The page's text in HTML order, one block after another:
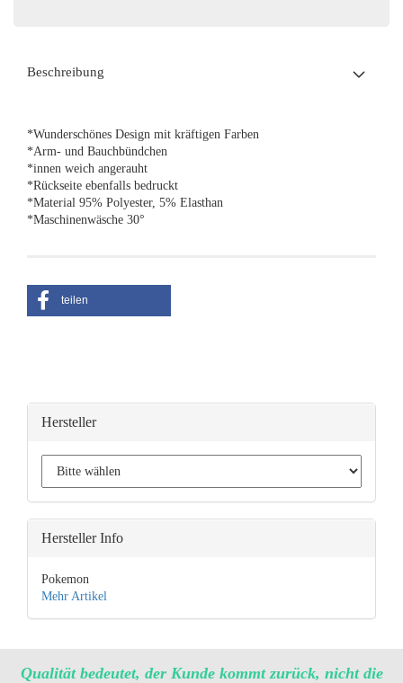
Beschreibung
*Wunderschönes Design mit kräftigen Farben
*Arm- und Bauchbündchen
*innen weich angerauht
*Rückseite ebenfalls bedruckt
*Material 95% Polyester, 5% Elasthan
*Maschinenwäsche 30°
teilen
Hersteller
Hersteller Info
Pokemon
Mehr Artikel
Qualität bedeutet, der Kunde kommt zurück, nicht die